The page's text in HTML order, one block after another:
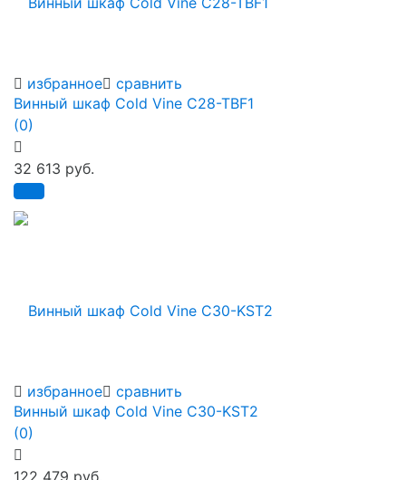
избранное сравнить
избранное сравнить
Винный шкаф Cold Vine C28-TBF1
(0)
32 613 руб.
Винный шкаф Cold Vine C30-KST2
(0)
122 479 руб.